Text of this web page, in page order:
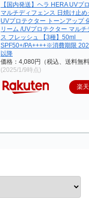
【国内発送】ヘラ HERA UVプ
マルチディフェンス 日焼け止め
UVプロテクター トーンアップ
リーム /UVプロテクター マルチ
ス フレッシュ 【3種】50ml
SPF50+/PA++++※消費期限
以降
価格：4,080円（税込、送料無
(2025/1/9時点)
楽